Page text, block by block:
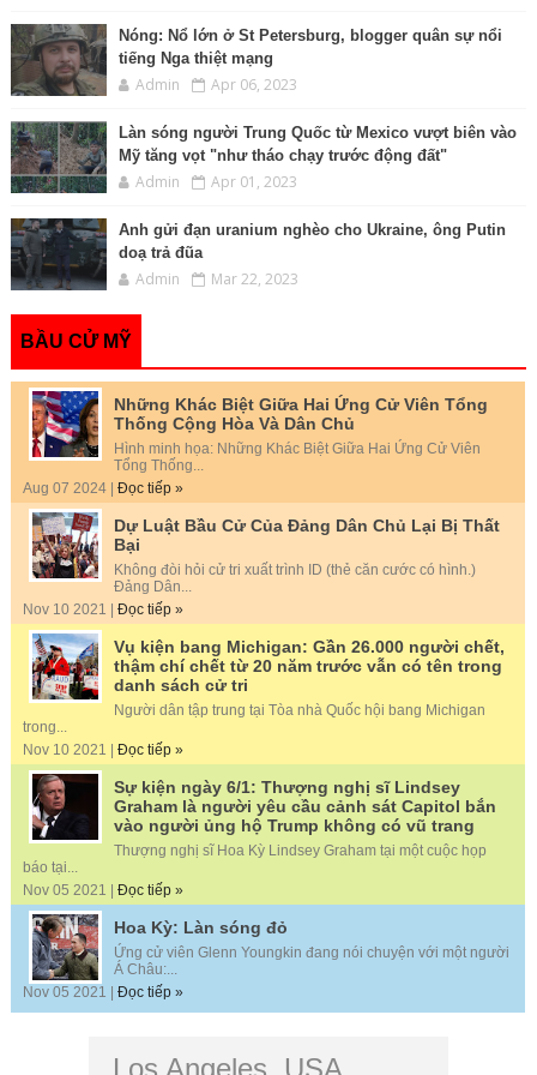
Nóng: Nổ lớn ở St Petersburg, blogger quân sự nổi
tiếng Nga thiệt mạng
Admin Apr 06, 2023
Làn sóng người Trung Quốc từ Mexico vượt biên vào
Mỹ tăng vọt "như tháo chạy trước động đất"
Admin Apr 01, 2023
Anh gửi đạn uranium nghèo cho Ukraine, ông Putin
doạ trả đũa
Admin Mar 22, 2023
BẦU CỬ MỸ
Những Khác Biệt Giữa Hai Ứng Cử Viên Tổng
Thống Cộng Hòa Và Dân Chủ
Hình minh họa: Những Khác Biệt Giữa Hai Ứng Cử Viên
Tổng Thống...
Aug 07 2024 | Đọc tiếp »
Dự Luật Bầu Cử Của Đảng Dân Chủ Lại Bị Thất
Bại
Không đòi hỏi cử tri xuất trình ID (thẻ căn cước có hình.)
Đảng Dân...
Nov 10 2021 | Đọc tiếp »
Vụ kiện bang Michigan: Gần 26.000 người chết,
thậm chí chết từ 20 năm trước vẫn có tên trong
danh sách cử tri
Người dân tập trung tại Tòa nhà Quốc hội bang Michigan
trong...
Nov 10 2021 | Đọc tiếp »
Sự kiện ngày 6/1: Thượng nghị sĩ Lindsey
Graham là người yêu cầu cảnh sát Capitol bắn
vào người ủng hộ Trump không có vũ trang
Thượng nghị sĩ Hoa Kỳ Lindsey Graham tại một cuộc họp
báo tại...
Nov 05 2021 | Đọc tiếp »
Hoa Kỳ: Làn sóng đỏ
Ứng cử viên Glenn Youngkin đang nói chuyện với một người
Á Châu:...
Nov 05 2021 | Đọc tiếp »
Los Angeles, USA